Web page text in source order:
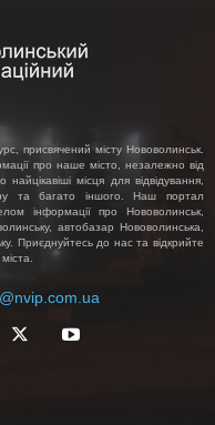
присвячений місту Нововолинськ.
про наше місто, незалежно від
місця для відвідування,
та багато іншого. Наш портал
інформації про Нововолинськ,
автобазар Нововолинська,
Приєднуйтесь до нас та відкрийте